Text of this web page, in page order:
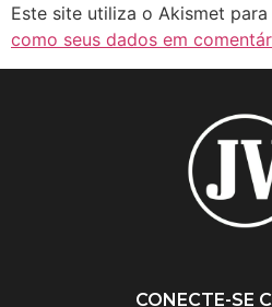
Este site utiliza o Akismet
como seus dados em
CONECTE-SE